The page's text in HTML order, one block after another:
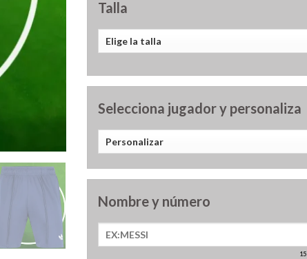
Talla
Selecciona jugador y personaliza
Nombre y número
15